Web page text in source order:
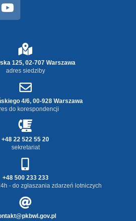
125, 02-707 Warszawa
adres siedziby
4/6, 00-928 Warszawa
do korespondencji
+48 22 522 55 20
sekretariat
+48 500 233 233
- do zgłaszania zdarzeń lotniczych